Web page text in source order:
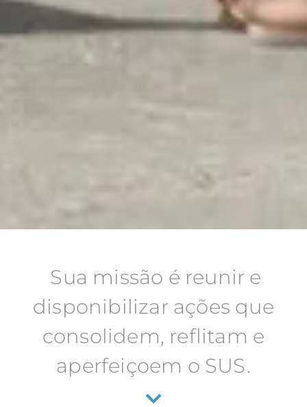
Sua missão é reunir e
disponibilizar ações que
consolidem, reflitam e
aperfeiçoem o SUS.